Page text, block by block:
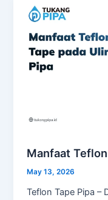
Manfaat
May 13, 2026
Teflon Tape Pipa –